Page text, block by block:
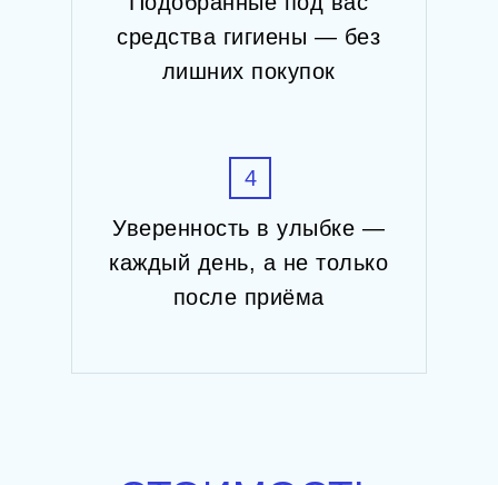
средства гигиены — без
лишних покупок
4
Уверенность в улыбке —
каждый день, а не только
после приёма